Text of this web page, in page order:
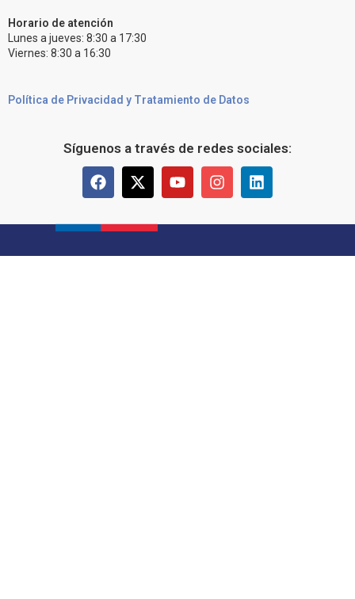
Horario de atención
Lunes a jueves: 8:30 a 17:30
Viernes: 8:30 a 16:30
Política de Privacidad y Tratamiento de Datos
Síguenos a través de redes sociales: